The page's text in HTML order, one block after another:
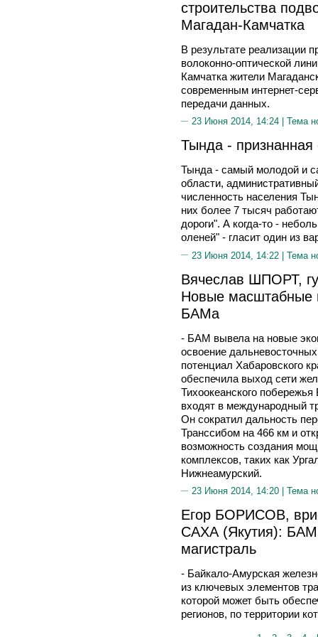
строительства
Магадан-Камчатка
В результате реализации
волоконно-оптической
Камчатка жители
современным интернет-
передачи данных.
23 Июня 2014, 14:24 | Тема
Тында -
Тында - самый молодой и
области,
численность населения
них более 7 тысяч
дороги". А когда-то -
оленей" - гласит один из
23 Июня 2014, 14:22 | Тема
Вячеслав ШПОРТ,
Новые масштабные
БАМа
- БАМ вывела на новые
освоение
потенциал Хабаровского
обеспечила выход сети
Тихоокеанского
входят в международный
Он сократил дальность
Транссибом на 466 км и
возможность создания
комплексов, таких как
Нижнеамурский.
23 Июня 2014, 14:20 | Тема
Егор БОРИСОВ,
САХА (Якутия): БАМ
магистраль
- Байкало-Амурская
из ключевых элементов
которой может быть
регионов, по территории